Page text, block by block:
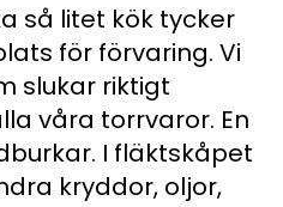
så litet kök tycker
för förvaring. Vi
slukar riktigt
våra torrvaror. En
I fläktskåpet
kryddor, oljor,